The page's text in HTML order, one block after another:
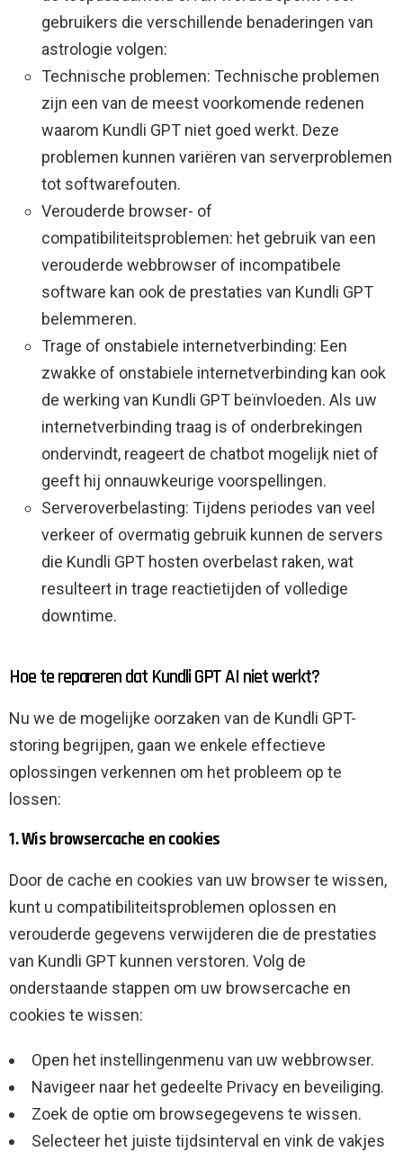
gebruikers die verschillende benaderingen van
astrologie volgen:
Technische problemen: Technische problemen
zijn een van de meest voorkomende redenen
waarom Kundli GPT niet goed werkt. Deze
problemen kunnen variëren van serverproblemen
tot softwarefouten.
Verouderde browser- of
compatibiliteitsproblemen: het gebruik van een
verouderde webbrowser of incompatibele
software kan ook de prestaties van Kundli GPT
belemmeren.
Trage of onstabiele internetverbinding: Een
zwakke of onstabiele internetverbinding kan ook
de werking van Kundli GPT beïnvloeden. Als uw
internetverbinding traag is of onderbrekingen
ondervindt, reageert de chatbot mogelijk niet of
geeft hij onnauwkeurige voorspellingen.
Serveroverbelasting: Tijdens periodes van veel
verkeer of overmatig gebruik kunnen de servers
die Kundli GPT hosten overbelast raken, wat
resulteert in trage reactietijden of volledige
downtime.
Hoe te repareren dat Kundli GPT AI niet werkt?
Nu we de mogelijke oorzaken van de Kundli GPT-
storing begrijpen, gaan we enkele effectieve
oplossingen verkennen om het probleem op te
lossen:
1. Wis browsercache en cookies
Door de cache en cookies van uw browser te wissen,
kunt u compatibiliteitsproblemen oplossen en
verouderde gegevens verwijderen die de prestaties
van Kundli GPT kunnen verstoren. Volg de
onderstaande stappen om uw browsercache en
cookies te wissen:
Open het instellingenmenu van uw webbrowser.
Navigeer naar het gedeelte Privacy en beveiliging.
Zoek de optie om browsegegevens te wissen.
Selecteer het juiste tijdsinterval en vink de vakjes